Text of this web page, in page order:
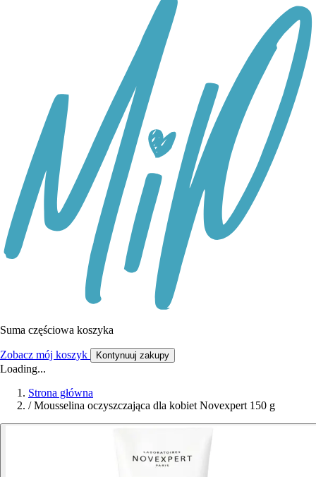
Suma częściowa koszyka
Zobacz mój koszyk Kontynuuj zakupy
Loading...
Strona główna
/ Mousselina oczyszczająca dla kobiet Novexpert 150 g